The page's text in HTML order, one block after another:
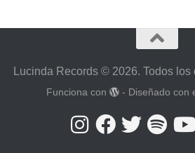
Lucinda Records © 2026. Todos
Funciona con - Diseñado con